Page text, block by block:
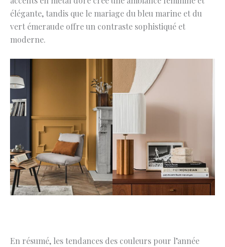
élégante, tandis que le mariage du bleu marine et du
vert émeraude offre un contraste sophistiqué et
moderne.
En résumé, les tendances des couleurs pour l’année